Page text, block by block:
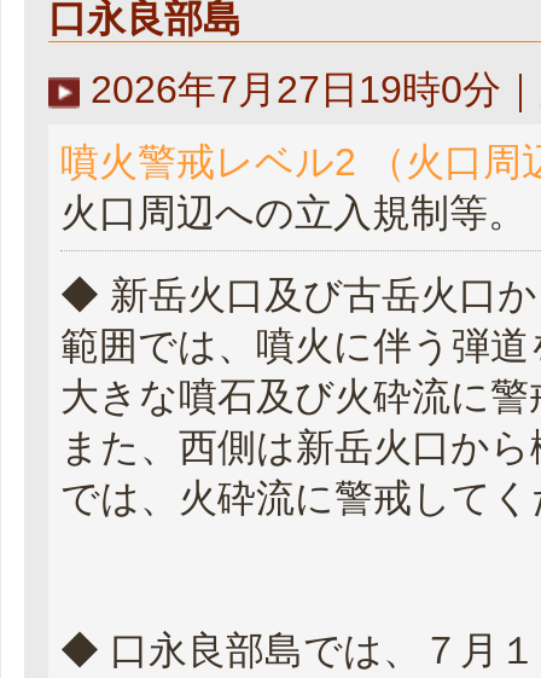
口永良部島
2026年7月27日19時0分
噴火警戒レベル2 （火口周
火口周辺への立入規制等。
◆ 新岳火口及び古岳火口
範囲では、噴火に伴う弾
大きな噴石及び火砕流に
また、西側は新岳火口か
では、火砕流に警戒して
◆ 口永良部島では、７月